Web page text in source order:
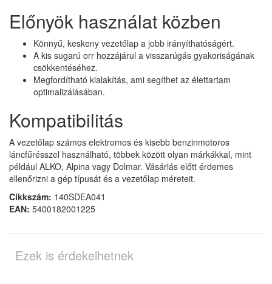
Előnyök használat közben
Könnyű, keskeny vezetőlap a jobb irányíthatóságért.
A kis sugarú orr hozzájárul a visszarúgás gyakoriságának
csökkentéséhez.
Megfordítható kialakítás, ami segíthet az élettartam
optimalizálásában.
Kompatibilitás
A vezetőlap számos elektromos és kisebb benzinmotoros
láncfűrésszel használható, többek között olyan márkákkal, mint
például ALKO, Alpina vagy Dolmar. Vásárlás előtt érdemes
ellenőrizni a gép típusát és a vezetőlap méreteit.
Cikkszám: 140SDEA041
EAN: 5400182001225
Ezek is érdekelhetnek